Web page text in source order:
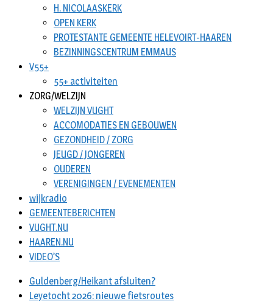
H. NICOLAASKERK
OPEN KERK
PROTESTANTE GEMEENTE HELEVOIRT-HAAREN
BEZINNINGSCENTRUM EMMAUS
V55+
55+ activiteiten
ZORG/WELZIJN
WELZIJN VUGHT
ACCOMODATIES EN GEBOUWEN
GEZONDHEID / ZORG
JEUGD / JONGEREN
OUDEREN
VERENIGINGEN / EVENEMENTEN
wijkradio
GEMEENTEBERICHTEN
VUGHT.NU
HAAREN.NU
VIDEO’S
Guldenberg/Heikant afsluiten?
Leyetocht 2026: nieuwe fietsroutes